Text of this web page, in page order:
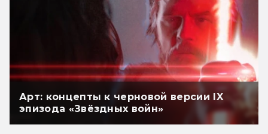
Арт: концепты к черновой версии IX
эпизода «Звёздных войн»